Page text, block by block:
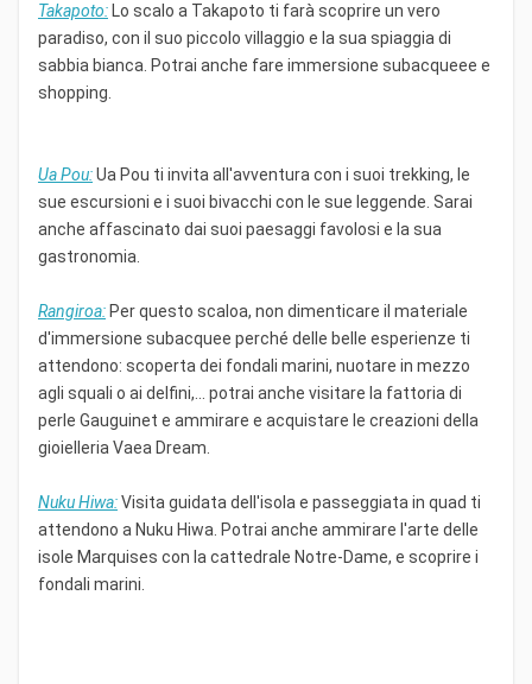
Takapoto: Lo scalo a Takapoto ti farà scoprire un vero
paradiso, con il suo piccolo villaggio e la sua spiaggia di
sabbia bianca. Potrai anche fare immersione subacqueee e
shopping.
Ua Pou:Ua Pou ti invita all'avventura con i suoi trekking, le
sue escursioni e i suoi bivacchi con le sue leggende. Sarai
anche affascinato dai suoi paesaggi favolosi e la sua
gastronomia.
Rangiroa: Per questo scaloa, non dimenticare il materiale
d'immersione subacquee perché delle belle esperienze ti
attendono: scoperta dei fondali marini, nuotare in mezzo
agli squali o ai delfini,... potrai anche visitare la fattoria di
perle Gauguinet e ammirare e acquistare le creazioni della
gioielleria Vaea Dream.
Nuku Hiwa:Visita guidata dell'isola e passeggiata in quad ti
attendono a Nuku Hiwa. Potrai anche ammirare l'arte delle
isole Marquises con la cattedrale Notre-Dame, e scoprire i
fondali marini.